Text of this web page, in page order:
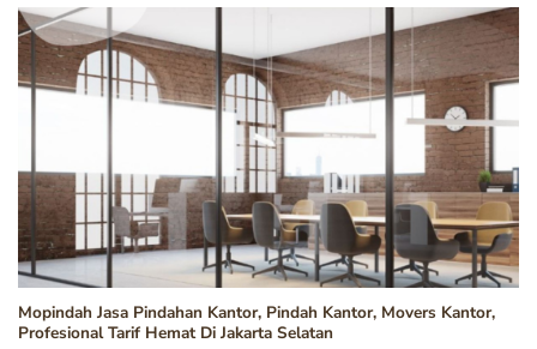
Mopindah Jasa Pindahan Kantor, Pindah Kantor, Movers Kantor,
Profesional Tarif Hemat Di Jakarta Selatan